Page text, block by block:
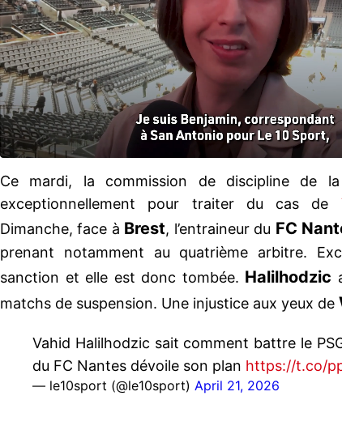
Ce mardi, la commission de discipline de la
exceptionnellement pour traiter du cas de
Dimanche, face à Brest, l’entraineur du FC
prenant notamment au quatrième arbitre.
sanction et elle est donc tombée. Halilhodzic
matchs de suspension. Une injustice aux yeux de
Vahid Halilhodzic sait comment battre le
du FC Nantes dévoile son plan https://t.co/
— le10sport (@le10sport) April 21, 2026